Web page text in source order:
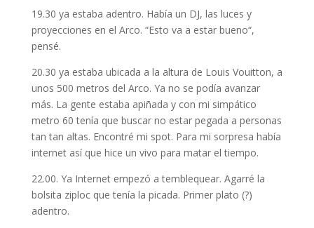
19.30 ya estaba adentro. Había un DJ, las luces y
proyecciones en el Arco. “Esto va a estar bueno“,
pensé.
20.30 ya estaba ubicada a la altura de Louis Vouitton, a
unos 500 metros del Arco. Ya no se podía avanzar
más. La gente estaba apiñada y con mi simpático
metro 60 tenía que buscar no estar pegada a personas
tan tan altas. Encontré mi spot. Para mi sorpresa había
internet así que hice un vivo para matar el tiempo.
22.00. Ya Internet empezó a temblequear. Agarré la
bolsita ziploc que tenía la picada. Primer plato (?)
adentro.